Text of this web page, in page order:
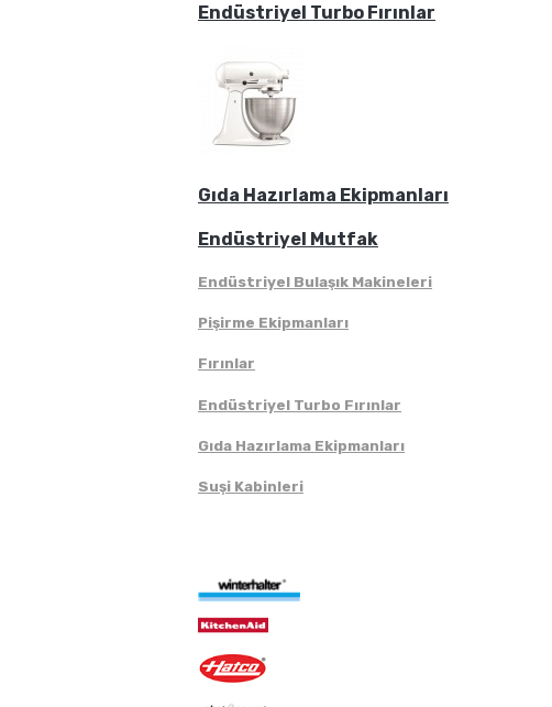
Endüstriyel Turbo Fırınlar
Gıda Hazırlama Ekipmanları
Endüstriyel Mutfak
Endüstriyel Bulaşık Makineleri
Pişirme Ekipmanları
Fırınlar
Endüstriyel Turbo Fırınlar
Gıda Hazırlama Ekipmanları
Suşi Kabinleri